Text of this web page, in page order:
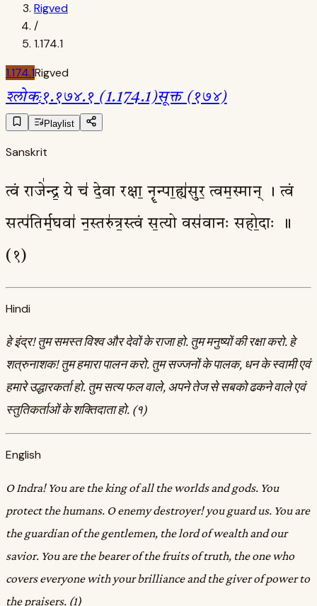
Rigved
/
1.174.1
1.174.1Rigved
श्लोक:१.१७४.१ (1.174.1)सूक्त (१७४)
Playlist
Sanskrit
त्वं राजे॑न्द्र॒ ये च॑ दे॒वा रक्षा॒ नॄन्पा॒ह्य॑सुर॒ त्वम॒स्मान् । त्वं
सत्प॑तिर्म॒घवा॑ न॒स्तरु॑त्र॒स्त्वं स॒त्यो वस॑वानः सहो॒दाः ॥
(१)
Hindi
हे इंद्र! तुम समस्त विश्व और देवों के राजा हो. तुम मनुष्यों की रक्षा करो. हे
शत्रुनाशक! तुम हमारा पालन करो. तुम सज्जनों के पालक, धन के स्वामी एवं
हमारे उद्धारकर्ता हो. तुम सत्य फल वाले, अपने तेज से सबको ढकने वाले एवं
स्तुतिकर्ताओं के शक्तिदाता हो. (१)
English
O Indra! You are the king of all the worlds and gods. You
protect the humans. O enemy destroyer! you guard us. You are
the guardian of the gentlemen, the lord of wealth and our
savior. You are the bearer of the fruits of truth, the one who
covers everyone with your brilliance and the giver of power to
the praisers. (1)